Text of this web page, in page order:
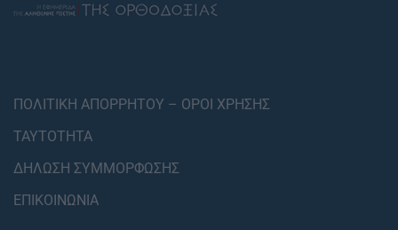
ΠΟΛΙΤΙΚΗ ΑΠΟΡΡΗΤΟΥ – ΟΡΟΙ ΧΡΗΣΗΣ
ΤΑΥΤΟΤΗΤΑ
ΔΗΛΩΣΗ ΣΥΜΜΟΡΦΩΣΗΣ
ΕΠΙΚΟΙΝΩΝΙΑ